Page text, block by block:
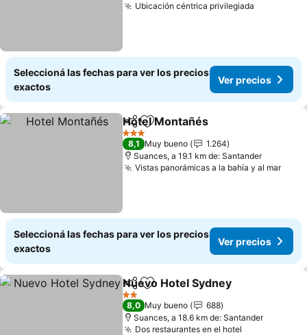
Ubicación céntrica privilegiada
Seleccioná las fechas para ver los precios
exactos
Ver precios
CompartirAñadir a favoritos
Hotel Montañés
3 Estrellas
8,1 Muy bueno
1.264
Suances, a 19.1 km de: Santander
Vistas panorámicas a la bahía y al marVer
Seleccioná las fechas para ver los precios
exactos
Ver precios
CompartirAñadir a favoritos
Nuevo Hotel Sydney
2 Estrellas
8,0 Muy bueno
688
Suances, a 18.6 km de: Santander
Dos restaurantes en el hotel